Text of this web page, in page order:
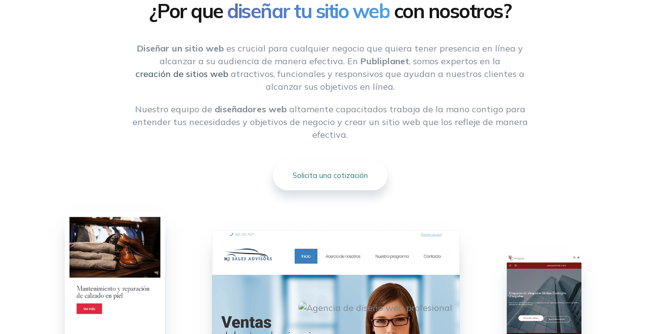
¿Por que diseñar tu sitio web con nosotros?
Diseñar un sitio web es crucial para cualquier negocio que quiera tener presencia en línea y
alcanzar a su audiencia de manera efectiva. En Publiplanet, somos expertos en la
creación de sitios web atractivos, funcionales y responsivos que ayudan a nuestros clientes a
alcanzar sus objetivos en línea.
Nuestro equipo de diseñadores webaltamente capacitados trabaja de la mano contigo para
entender tus necesidades y objetivos de negocio y crear un sitio web que los refleje de manera
efectiva.
Solicita una cotización